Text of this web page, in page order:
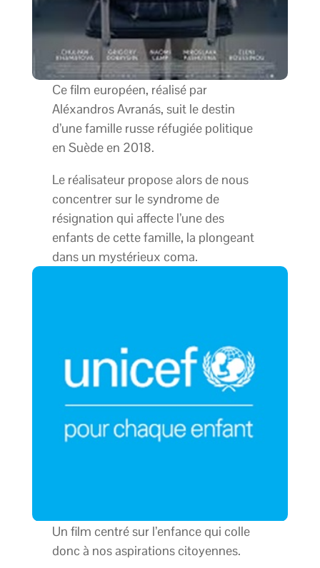
Ce film européen, réalisé par
Aléxandros Avranás, suit le destin
d’une famille russe réfugiée politique
en Suède en 2018.
Le réalisateur propose alors de nous
concentrer sur le syndrome de
résignation qui affecte l’une des
enfants de cette famille, la plongeant
dans un mystérieux coma.
Un film centré sur l’enfance qui colle
donc à nos aspirations citoyennes.